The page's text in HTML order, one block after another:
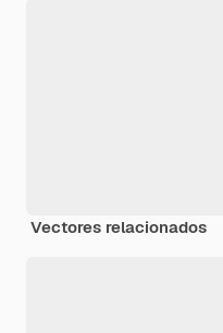
Vectores relacionados